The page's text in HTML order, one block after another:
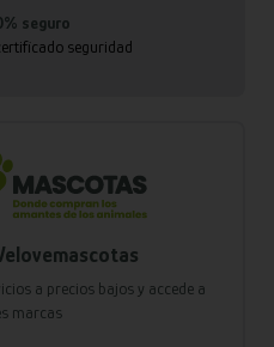
seguro
seguridad
a precios bajos y accede a
marcas